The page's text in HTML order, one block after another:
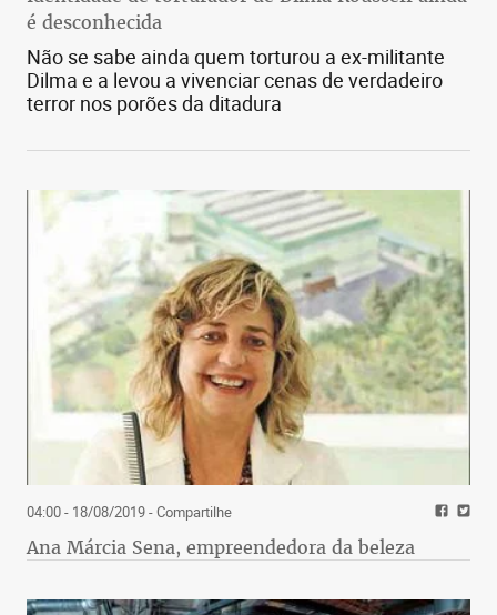
é desconhecida
Não se sabe ainda quem torturou a ex-militante
Dilma e a levou a vivenciar cenas de verdadeiro
terror nos porões da ditadura
04:00 - 18/08/2019- Compartilhe
Ana Márcia Sena, empreendedora da beleza